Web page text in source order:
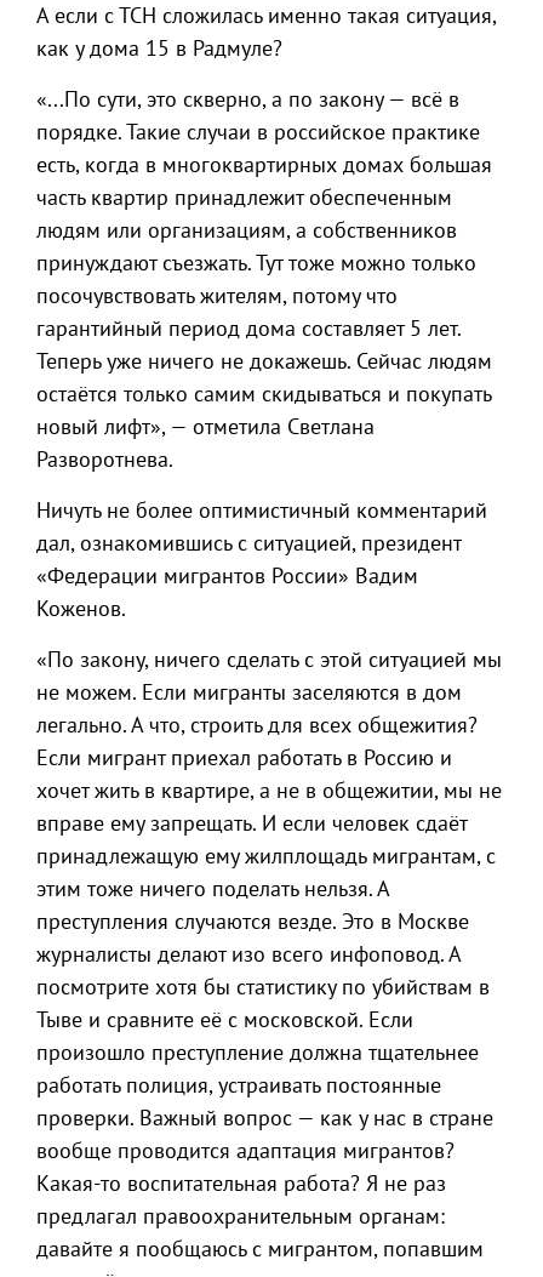
А если с ТСН сложилась именно такая ситуация,
как у дома 15 в Радмуле?
«...По сути, это скверно, а по закону — всё в
порядке. Такие случаи в российское практике
есть, когда в многоквартирных домах большая
часть квартир принадлежит обеспеченным
людям или организациям, а собственников
принуждают съезжать. Тут тоже можно только
посочувствовать жителям, потому что
гарантийный период дома составляет 5 лет.
Теперь уже ничего не докажешь. Сейчас людям
остаётся только самим скидываться и покупать
новый лифт», — отметила Светлана
Разворотнева.
Ничуть не более оптимистичный комментарий
дал, ознакомившись с ситуацией, президент
«Федерации мигрантов России» Вадим
Коженов.
«По закону, ничего сделать с этой ситуацией мы
не можем. Если мигранты заселяются в дом
легально. А что, строить для всех общежития?
Если мигрант приехал работать в Россию и
хочет жить в квартире, а не в общежитии, мы не
вправе ему запрещать. И если человек сдаёт
принадлежащую ему жилплощадь мигрантам, с
этим тоже ничего поделать нельзя. А
преступления случаются везде. Это в Москве
журналисты делают изо всего инфоповод. А
посмотрите хотя бы статистику по убийствам в
Тыве и сравните её с московской. Если
произошло преступление должна тщательнее
работать полиция, устраивать постоянные
проверки. Важный вопрос — как у нас в стране
вообще проводится адаптация мигрантов?
Какая-то воспитательная работа? Я не раз
предлагал правоохранительным органам:
давайте я пообщаюсь с мигрантом, попавшим